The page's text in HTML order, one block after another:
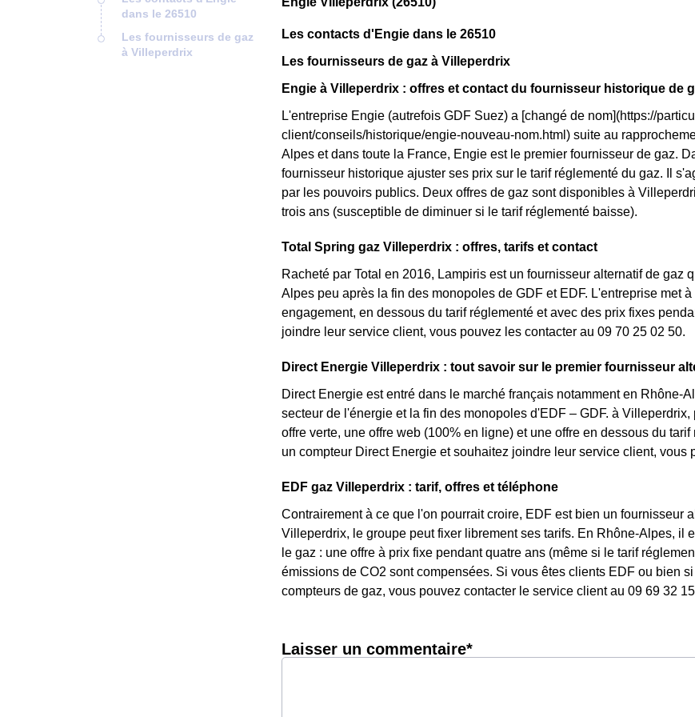
dans le 26510
Les fournisseurs de gaz
à Villeperdrix
Les contacts d'Engie dans le 26510
Les fournisseurs de gaz à Villeperdrix
Engie à Villeperdrix : offres et contact du fournisseur historique de
L'entreprise Engie (autrefois GDF Suez) a [changé de nom](https://
client/conseils/historique/engie-nouveau-nom.html) suite au
Alpes et dans toute la France, Engie est le premier fournisseur de gaz.
fournisseur historique ajuster ses prix sur le tarif réglementé du gaz. Il
par les pouvoirs publics. Deux offres de gaz sont disponibles à
trois ans (susceptible de diminuer si le tarif réglementé baisse).
Total Spring gaz Villeperdrix : offres, tarifs et contact
Racheté par Total en 2016, Lampiris est un fournisseur alternatif de gaz
Alpes peu après la fin des monopoles de GDF et EDF. L'entreprise met
engagement, en dessous du tarif réglementé et avec des prix fixes
joindre leur service client, vous pouvez les contacter au 09 70 25 02 50.
Direct Energie Villeperdrix : tout savoir sur le premier fournisseur
Direct Energie est entré dans le marché français notamment en Rhône-
secteur de l'énergie et la fin des monopoles d'EDF – GDF. à
offre verte, une offre web (100% en ligne) et une offre en dessous du
un compteur Direct Energie et souhaitez joindre leur service client, vous
EDF gaz Villeperdrix : tarif, offres et téléphone
Contrairement à ce que l'on pourrait croire, EDF est bien un fournisseur
Villeperdrix, le groupe peut fixer librement ses tarifs. En Rhône-Alpes, il
le gaz : une offre à prix fixe pendant quatre ans (même si le tarif
émissions de CO2 sont compensées. Si vous êtes clients EDF ou bien
compteurs de gaz, vous pouvez contacter le service client au 09 69 32
Laisser un commentaire*